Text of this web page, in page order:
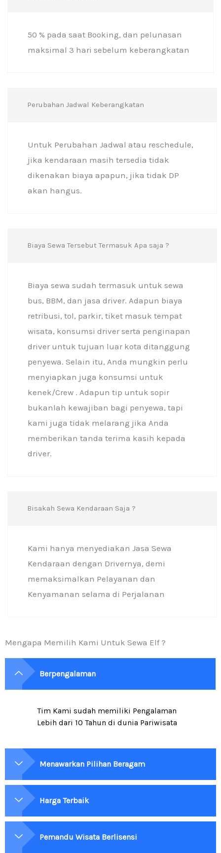
50 % pada saat Booking, dan pelunasan
maksimal 3 hari sebelum keberangkatan
Perubahan Jadwal Keberangkatan
Untuk Perubahan Jadwal atau reschedule,
jika kendaraan masih tersedia tidak
dikenakan biaya apapun, jika tidak DP
akan hangus.
Biaya Sewa Tersebut Termasuk Apa saja ?
Biaya sewa sudah termasuk untuk sewa
bus, BBM, dan jasa driver. Adapun biaya
retribusi, tol, parkir, tiket masuk tempat
wisata, konsumsi driver serta penginapan
driver untuk tujuan luar kota ditanggung
penyewa. Selain itu, Anda mungkin perlu
menyiapkan juga konsumsi untuk
kenek/Crew . Adapun tip untuk sopir
bukanlah kewajiban bagi penyewa, tapi
kami juga tidak melarang jika Anda
memberikan tanda terima kasih kepada
driver.
Bisakah Sewa Kendaraan Saja ?
Kami hanya menyediakan Jasa Sewa
Kendaraan dengan Drivernya, demi
memaksimalkan Pelayanan dan
Kenyamanan selama di Perjalanan
Mengapa Memilih Kami Untuk Sewa Elf ?
Berpengalaman
Tim Kami sudah memiliki Pengalaman
Lebih dari 10 Tahun di dunia Pariwisata
Menawarkan Pilihan Beragam
Harga Terbaik
Pemandu Wisata Berlisensi